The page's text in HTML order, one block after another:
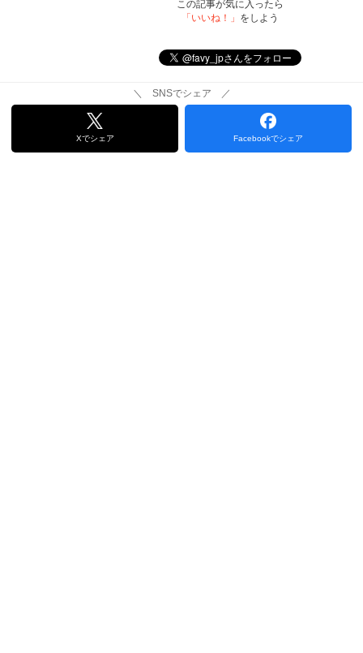
この記事が気に入ったら
「いいね！」 をしよう
＼ SNSでシェア ／
Xでシェア Facebookでシェア